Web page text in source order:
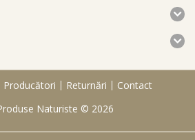
Producători Returnări
Contact
Naturiste © 2026